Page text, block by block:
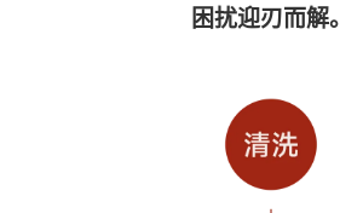
困扰迎刃而解。